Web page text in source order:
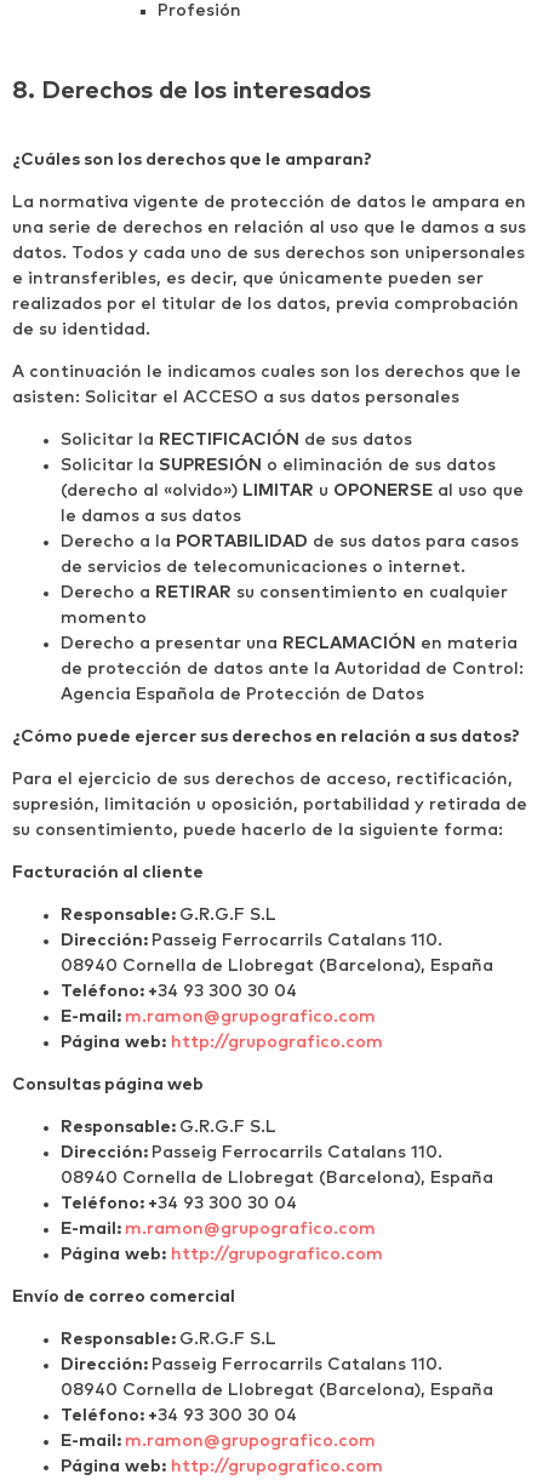
Profesión
8. Derechos de los interesados
¿Cuáles son los derechos que le amparan?
La normativa vigente de protección de datos le ampara en
una serie de derechos en relación al uso que le damos a sus
datos. Todos y cada uno de sus derechos son unipersonales
e intransferibles, es decir, que únicamente pueden ser
realizados por el titular de los datos, previa comprobación
de su identidad.
A continuación le indicamos cuales son los derechos que le
asisten: Solicitar el ACCESO a sus datos personales
Solicitar la RECTIFICACIÓN de sus datos
Solicitar la SUPRESIÓN o eliminación de sus datos
(derecho al «olvido») LIMITAR u OPONERSE al uso que
le damos a sus datos
Derecho a la PORTABILIDAD de sus datos para casos
de servicios de telecomunicaciones o internet.
Derecho a RETIRAR su consentimiento en cualquier
momento
Derecho a presentar una RECLAMACIÓN en materia
de protección de datos ante la Autoridad de Control:
Agencia Española de Protección de Datos
¿Cómo puede ejercer sus derechos en relación a sus datos?
Para el ejercicio de sus derechos de acceso, rectificación,
supresión, limitación u oposición, portabilidad y retirada de
su consentimiento, puede hacerlo de la siguiente forma:
Facturación al cliente
Responsable: G.R.G.F S.L
Dirección: Passeig Ferrocarrils Catalans 110.
08940 Cornella de Llobregat (Barcelona), España
Teléfono: +34 93 300 30 04
E-mail: m.ramon@grupografico.com
Página we b: http://grupografico.com
Consultas página web
Responsable: G.R.G.F S.L
Dirección: Passeig Ferrocarrils Catalans 110.
08940 Cornella de Llobregat (Barcelona), España
Teléfono: +34 93 300 30 04
E-mail: m.ramon@grupografico.com
Página we b: http://grupografico.com
Envío de correo comercial
Responsable: G.R.G.F S.L
Dirección: Passeig Ferrocarrils Catalans 110.
08940 Cornella de Llobregat (Barcelona), España
Teléfono: +34 93 300 30 04
E-mail: m.ramon@grupografico.com
Página we b: http://grupografico.com